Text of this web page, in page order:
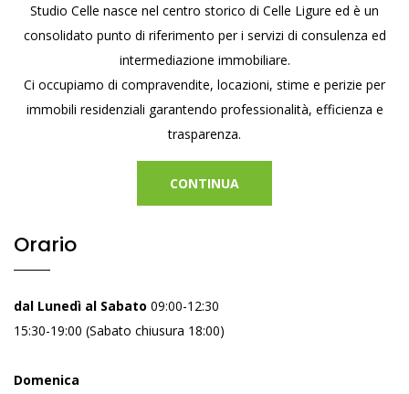
Studio Celle nasce nel centro storico di Celle Ligure ed è un
consolidato punto di riferimento per i servizi di consulenza ed
intermediazione immobiliare.
Ci occupiamo di compravendite, locazioni, stime e perizie per
immobili residenziali garantendo professionalità, efficienza e
trasparenza.
CONTINUA
Orario
dal Lunedì al Sabato 09:00-12:30
15:30-19:00 (Sabato chiusura 18:00)
Domenica